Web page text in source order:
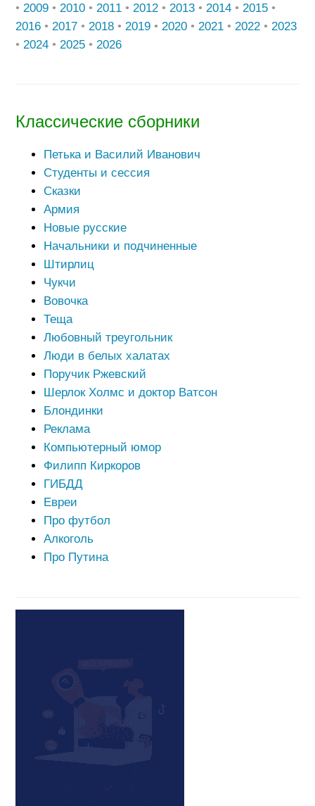
• 2009 • 2010 • 2011 • 2012 • 2013 • 2014 • 2015 •
2016 • 2017 • 2018 • 2019 • 2020 • 2021 • 2022 • 2023
• 2024 • 2025 • 2026
Классические сборники
Петька и Василий Иванович
Студенты и сессия
Сказки
Армия
Новые русские
Начальники и подчиненные
Штирлиц
Чукчи
Вовочка
Теща
Любовный треугольник
Люди в белых халатах
Поручик Ржевский
Шерлок Холмс и доктор Ватсон
Блондинки
Реклама
Компьютерный юмор
Филипп Киркоров
ГИБДД
Евреи
Про футбол
Алкоголь
Про Путина